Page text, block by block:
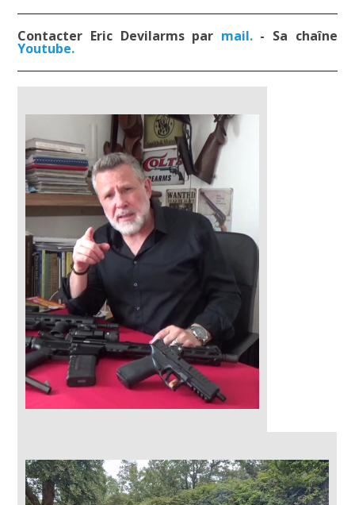
Contacter Eric Devilarms par mail.- Sa chaîne
Youtube.